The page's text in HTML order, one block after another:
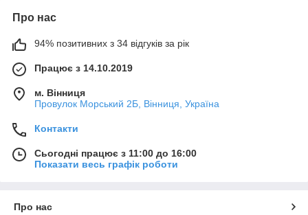
Про нас
94% позитивних з 34 відгуків за рік
Працює з 14.10.2019
м. Вінниця
Провулок Морський 2Б, Вінниця, Україна
Контакти
Сьогодні працює з 11:00 до 16:00
Показати весь графік роботи
Про нас